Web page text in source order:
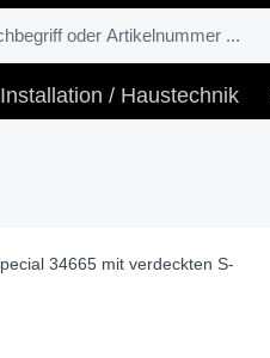
Installation / Haustechnik